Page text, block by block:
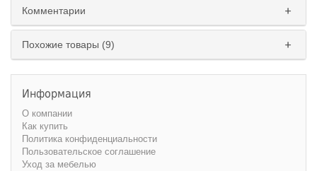
Комментарии
Похожие товары (9)
Информация
О компании
Как купить
Политика конфиденциальности
Пользовательское соглашение
Уход за мебелью